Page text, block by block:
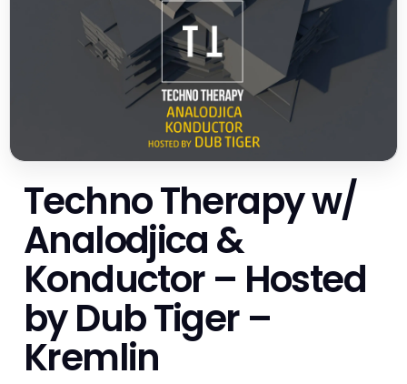
Techno Therapy w/
Analodjica &
Konductor – Hosted
by Dub Tiger –
Kremlin